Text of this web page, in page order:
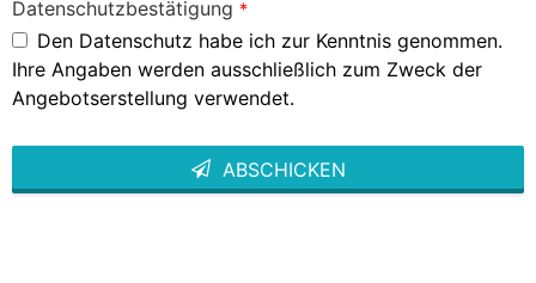
Datenschutzbestätigung *
Den Datenschutz habe ich zur Kenntnis genommen.
Ihre Angaben werden ausschließlich zum Zweck der
Angebotserstellung verwendet.
ABSCHICKEN